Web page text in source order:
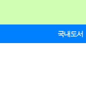
국내도서